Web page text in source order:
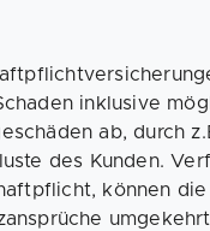
inklusive
ab, durch
des Kunden.
können die